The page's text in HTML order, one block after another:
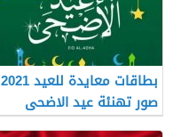
بطاقات معايدة للعيد 2021
صور تهنئة عيد الاضحى
المبارك 1442 هـ